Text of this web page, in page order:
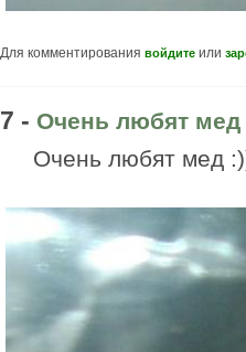
Для комментирования войдите или
7 - Очень любят мед
Очень любят мед